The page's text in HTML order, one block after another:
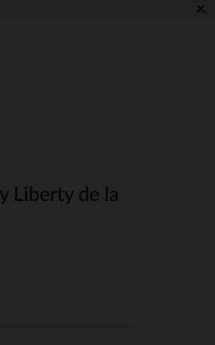
×
Liberty de la